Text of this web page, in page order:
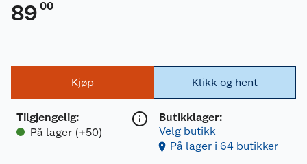
89 00
Kjøp
Tilgjengelig:
På lager (+50)
Klikk og hent
Butikklager:
Velg butikk
På lager i 64 butikker